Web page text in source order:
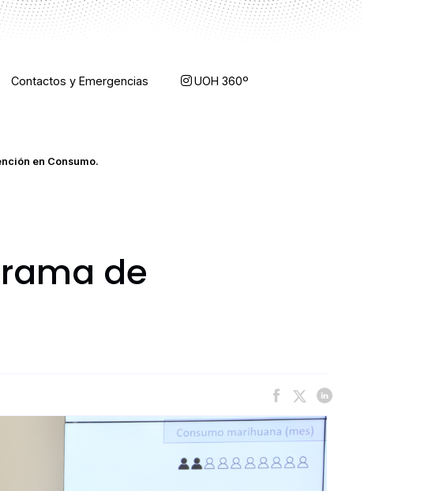
Contactos y Emergencias UOH 360º
en Consumo.
de